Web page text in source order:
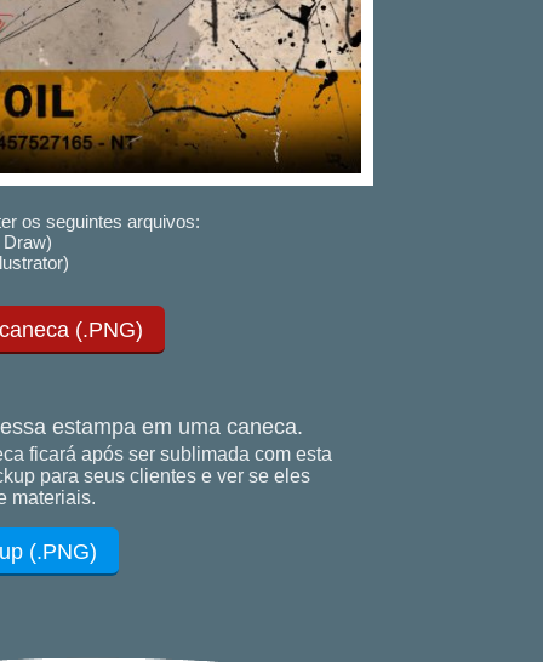
os seguintes arquivos:
(.PNG)
estampa em uma caneca.
ficará após ser sublimada com esta
para seus clientes e ver se eles
materiais.
(.PNG)